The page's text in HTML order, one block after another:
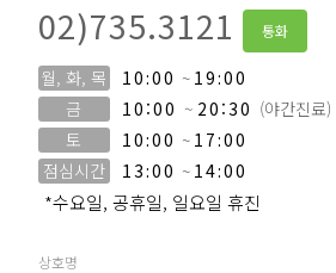
02)735.3121 통화
월, 화, 목 10:00 ~ 19:00
금
10:00 ~ 20:30 (야간진료)
토
10:00 ~ 17:00
점심시간
13:00 ~ 14:00
*수요일, 공휴일, 일요일 휴진
상호명